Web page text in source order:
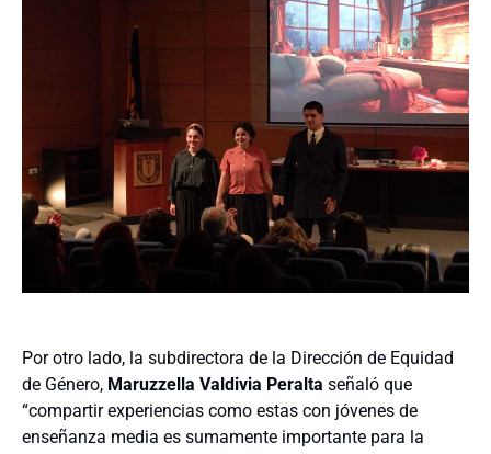
Por otro lado, la subdirectora de la Dirección de Equidad
de Género, Maruzzella Valdivia Peralta señaló que
“compartir experiencias como estas con jóvenes de
enseñanza media es sumamente importante para la